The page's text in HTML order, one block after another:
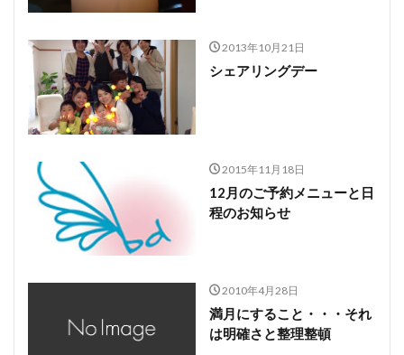
2013年10月21日
シェアリングデー
2015年11月18日
12月のご予約メニューと日
程のお知らせ
2010年4月28日
満月にすること・・・それ
は明確さと整理整頓